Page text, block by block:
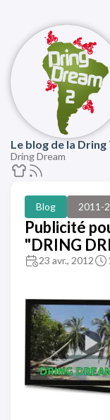
Le blog de la Dring
Dring Dream
Blog 2011-
Publicité
"DRING
23 avr., 2012